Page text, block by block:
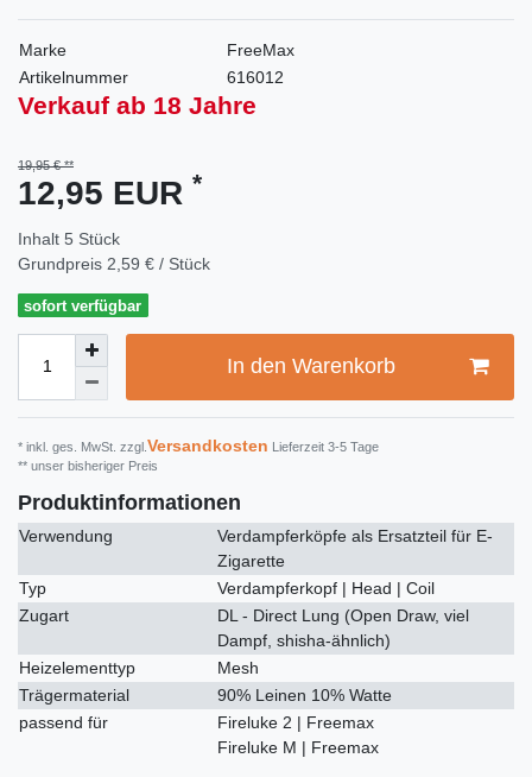
Marke
FreeMax
Artikelnummer
616012
Verkauf ab 18 Jahre
19,95 €
12,95 EUR *
Inhalt 5 Stück
Grundpreis 2,59 € / Stück
sofort verfügbar
In den Warenkorb
* inkl. ges. MwSt. zzgl. Versandkosten Lieferzeit 3-5 Tage
** unser bisheriger Preis
Produktinformationen
Verwendung
Verdampferköpfe als Ersatzteil für E-
Zigarette
Typ
Verdampferkopf | Head | Coil
Zugart
DL - Direct Lung (Open Draw, viel
Dampf, shisha-ähnlich)
Heizelementtyp
Mesh
Trägermaterial
90% Leinen 10% Watte
passend für
Fireluke 2 | Freemax
Fireluke M | Freemax